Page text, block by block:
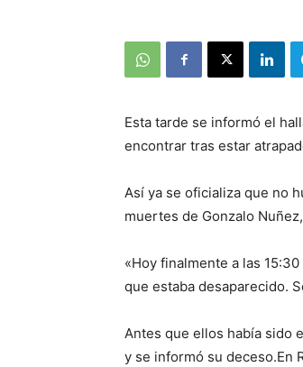
Esta tarde se informó el
encontrar tras estar
Así ya se oficializa que no
muertes de Gonzalo
«Hoy finalmente a las
que estaba desaparecido.
Antes que ellos había sido
y se informó su deceso.En